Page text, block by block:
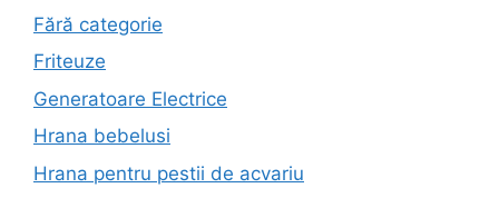
Fără categorie
Friteuze
Generatoare Electrice
Hrana bebelusi
Hrana pentru pestii de acvariu